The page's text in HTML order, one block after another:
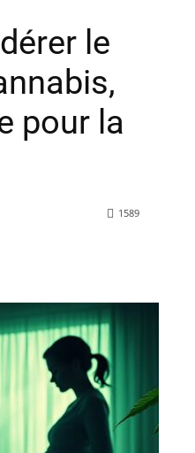
le
pour la
1589